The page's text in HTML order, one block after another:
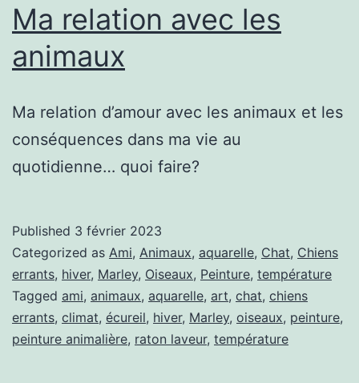
Ma relation avec les
animaux
Ma relation d’amour avec les animaux et les
conséquences dans ma vie au
quotidienne… quoi faire?
Published 3 février 2023
Categorized as Ami, Animaux, aquarelle, Chat, Chiens
errants, hiver, Marley, Oiseaux, Peinture, température
Tagged ami, animaux, aquarelle, art, chat, chiens
errants, climat, écureil, hiver, Marley, oiseaux, peinture,
peinture animalière, raton laveur, température